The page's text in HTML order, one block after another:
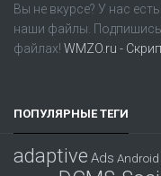
Вы не вкурсе? У нас
наши файлы.
файлах! WMZO.ru -
ПОПУЛЯРНЫЕ ТЕГИ
adaptive Ads Android